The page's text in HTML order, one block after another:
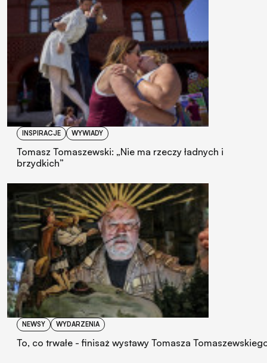
INSPIRACJE WYWIADY
Tomasz Tomaszewski: „Nie ma rzeczy ładnych i
brzydkich”
NEWSY WYDARZENIA
To, co trwałe - finisaż wystawy Tomasza